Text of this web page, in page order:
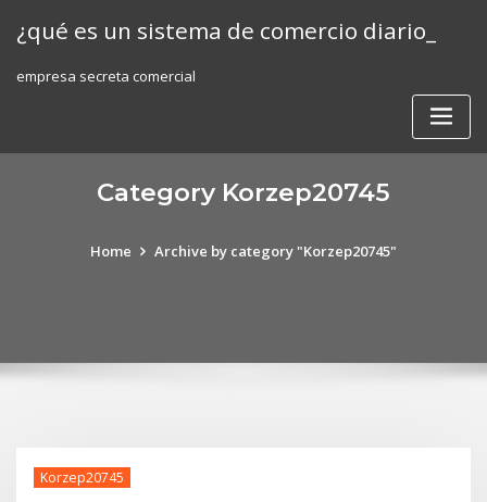
¿qué es un sistema de comercio diario_
empresa secreta comercial
Category Korzep20745
Home Archive by category "Korzep20745"
Korzep20745